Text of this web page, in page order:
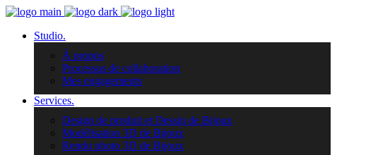
Studio.
À propos
Processus de collaboration
Mes engagements
Services.
Design de produit et Dessin de Bijoux
Modélisation 3D de Bijoux
Rendu photo 3D de Bijoux